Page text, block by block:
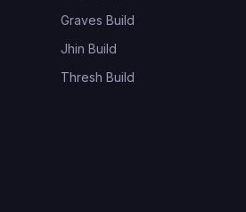
Graves Build
Jhin Build
Thresh Build